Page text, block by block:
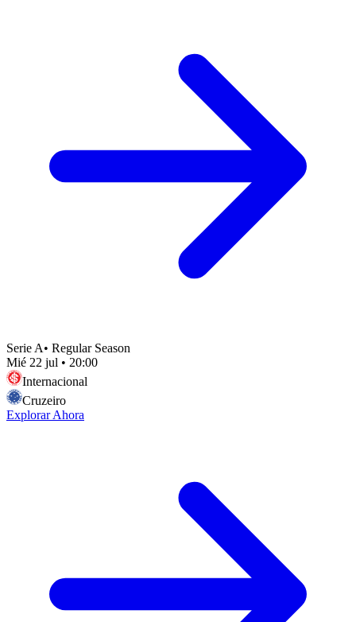
Serie A• Regular Season
Mié 22 jul • 20:00
Internacional
Cruzeiro
Explorar Ahora